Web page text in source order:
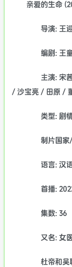
亲爱的生命
导演: 王迎
编剧: 王
主演: 宋茜
/ 沙宝亮 / 田原 /
类型: 剧
制片国家/
语言: 汉语
首播:
集数: 36
又名: 女
杜帝和吴